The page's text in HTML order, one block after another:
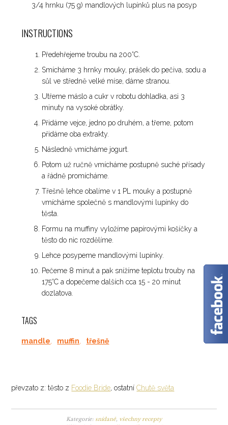
3/4 hrnku (75 g) mandlových lupínků plus na posyp
INSTRUCTIONS
Předehřejeme troubu na 200°C.
Smícháme 3 hrnky mouky, prášek do pečiva, sodu a
sůl ve středně velké míse, dáme stranou.
Utřeme máslo a cukr v robotu dohladka, asi 3
minuty na vysoké obrátky.
Přidáme vejce, jedno po druhém, a třeme, potom
přidáme oba extrakty.
Následně vmícháme jogurt.
Potom už ručně vmícháme postupně suché přísady
a řádně promícháme.
Třešně lehce obalíme v 1 PL mouky a postupně
vmícháme společně s mandlovými lupínky do
těsta.
Formu na muffiny vyložíme papírovými košíčky a
těsto do nic rozdělíme.
Lehce posypeme mandlovými lupínky.
Pečeme 8 minut a pak snížíme teplotu trouby na
175°C a dopečeme dalších cca 15 - 20 minut
dozlatova.
TAGS
mandle, muffin, třešně
převzato z: těsto z Foodie Bride, ostatníChutě světa
Kategorie: snídaně, všechny recepty